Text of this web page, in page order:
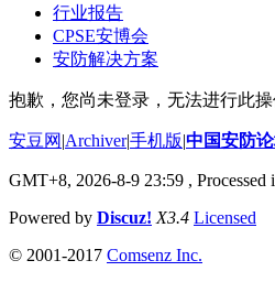
行业报告
CPSE安博会
安防解决方案
抱歉，您尚未登录，无法进行此
安豆网 |Archiver|手机版|中国安防
GMT+8, 2026-8-9 23:59 , Processed
Powered by Discuz! X3.4 Licensed
© 2001-2017 Comsenz Inc.